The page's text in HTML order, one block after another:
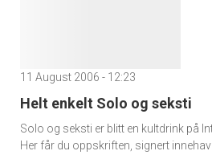
11 August 2006 - 12:23
Helt enkelt Solo og seksti
Solo og seksti er blitt en kultdrink på
Her får du oppskriften, signert